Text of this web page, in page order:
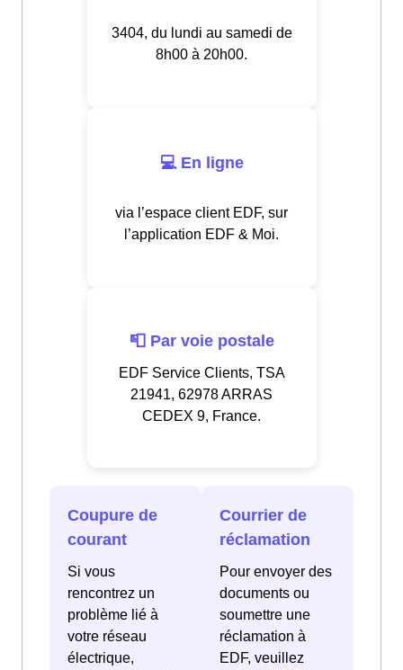
3404, du lundi au samedi de
8h00 à 20h00.
💻 En ligne
via l’espace client EDF, sur
l’application EDF & Moi.
📮 Par voie postale
EDF Service Clients, TSA
21941, 62978 ARRAS
CEDEX 9, France.
Coupure de
courant
Si vous
rencontrez un
problème lié à
votre réseau
électrique,
Courrier de
réclamation
Pour envoyer des
documents ou
soumettre une
réclamation à
EDF, veuillez